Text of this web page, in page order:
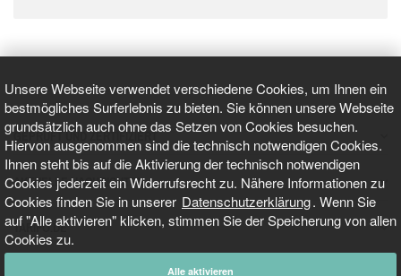
Unsere Webseite verwendet verschiedene Cookies, um Ihnen ein
bestmögliches Surferlebnis zu bieten. Sie können unsere Webseite
grundsätzlich auch ohne das Setzen von Cookies besuchen.
Hiervon ausgenommen sind die technisch notwendigen Cookies.
Ihnen steht bis auf die Aktivierung der technisch notwendigen
Cookies jederzeit ein Widerrufsrecht zu. Nähere Informationen zu
Cookies finden Sie in unserer Datenschutzerklärung. Wenn Sie
auf "Alle aktivieren" klicken, stimmen Sie der Speicherung von allen
Cookies zu.
Alle aktivieren
GEPRÜFT UND ZERTIFIZIERT
AKTUELLE NACHRICHTEN
TARIFO.DE